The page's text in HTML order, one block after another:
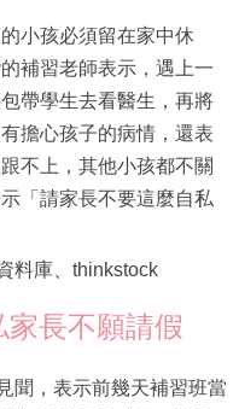
小孩必須留在家中休
補習老師表示，遇上一
帶學生去看醫生，再將
擔心孩子的病情，還表
不上，其他小孩都不關
「請家長不要這麼自私
料庫、thinkstock
長不願請假
聞，表示前幾天補習班當